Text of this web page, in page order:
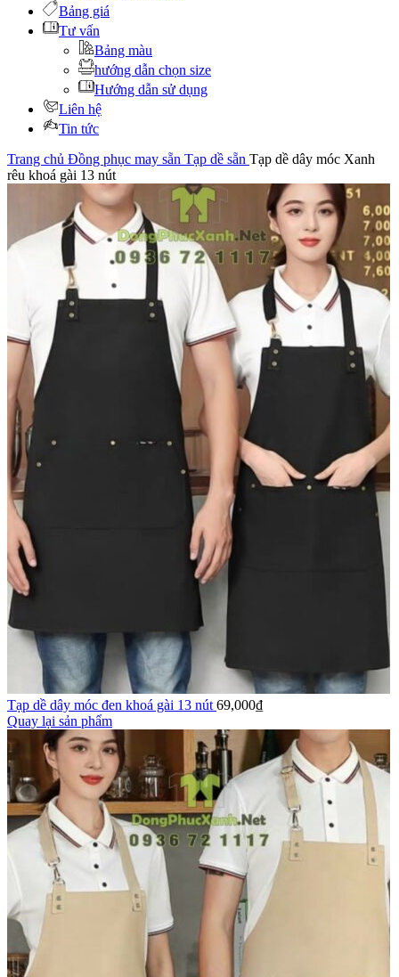
Bảng giá
Tư vấn
Bảng màu
hướng dẫn chọn size
Hướng dẫn sử dụng
Liên hệ
Tin tức
Trang chủ Đồng phục may sẵn Tạp dề sẵn Tạp dề dây móc Xanh
rêu khoá gài 13 nút
Tạp dề dây móc đen khoá gài 13 nút 69,000₫
Quay lại sản phẩm